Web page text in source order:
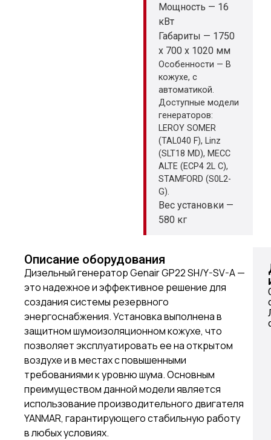
Мощность — 16
кВт
Габариты — 1750
x 700 x 1020 мм
Особенности — В
кожухе, с
автоматикой.
Доступные модели
генераторов:
LEROY SOMER
(TAL040 F), Linz
(SLT18 MD), MECC
ALTE (ECP4 2L C),
STAMFORD (S0L2-
G).
Вес установки —
580 кг
Описание оборудования
Дизельный генератор Genair GP22 SH/Y-SV-A —
это надежное и эффективное решение для
создания системы резервного
энергоснабжения. Установка выполнена в
защитном шумоизоляционном кожухе, что
позволяет эксплуатировать ее на открытом
воздухе и в местах с повышенными
требованиями к уровню шума. Основным
преимуществом данной модели является
использование производительного двигателя
YANMAR, гарантирующего стабильную работу
в любых условиях.